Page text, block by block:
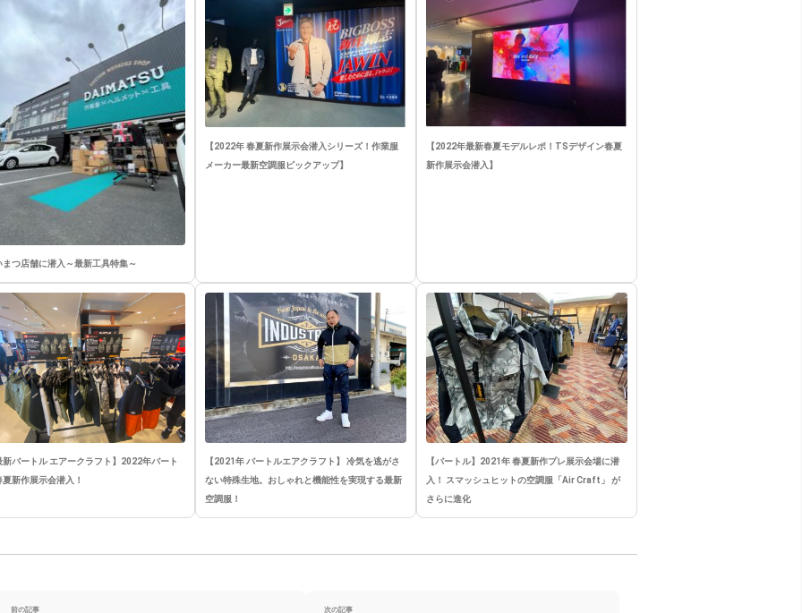
まつ店舗に潜入～最新工具特集～
【2022年 春夏新作展示会潜入シリーズ！作業服
メーカー最新空調服ピックアップ】
【2022年最新春夏モデルレポ！TSデザイン春夏
新作展示会潜入】
新バートル エアークラフト】2022年バート
夏新作展示会潜入！
【2021年 バートルエアクラフト】 冷気を逃がさ
ない特殊生地。おしゃれと機能性を実現する最新
空調服！
【バートル】2021年 春夏新作プレ展示会場に潜
入！ スマッシュヒットの空調服「Air Craft」 が
さらに進化
前の記事 次の記事